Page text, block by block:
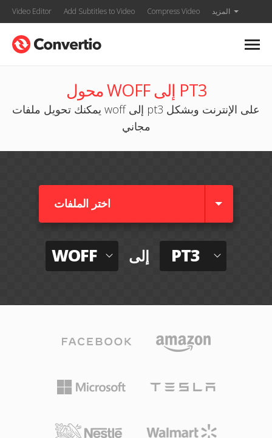
Video Editor Add Subtitles to Video Compress Video المزيد
محول WOFF إلى PT3
يمكنك تحويل ملفات woff إلى pt3 على الإنترنت وبشكل
مجاني
اختر الملفات
WOFF إلى PT3